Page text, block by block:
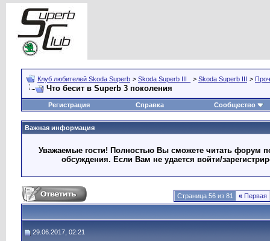
Клуб любителей Skoda Superb > Skoda Superb III_ > Skoda Superb III >
Что бесит в Superb 3 поколения
Регистрация Справка Сообщество
Важная информация
Уважаемые гости! Полностью Вы сможете читать форум
обсуждения. Если Вам не удается войти/
Страница 56 из 81 « Первая
29.06.2017, 02:21